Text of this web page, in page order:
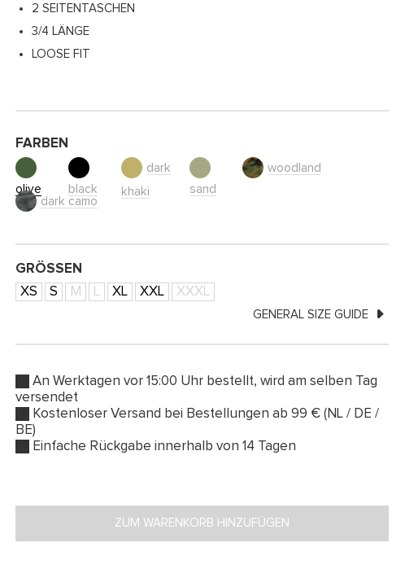
2 SEITENTASCHEN
3/4 LÄNGE
LOOSE FIT
FARBEN
olive black
dark
khaki
sand
woodland
dark camo
GRÖSSEN
XS
S M L XL XXL XXXL
GENERAL SIZE GUIDE
An Werktagen vor 15:00 Uhr bestellt, wird am selben Tag
versendet
Kostenloser Versand bei Bestellungen ab 99 € (NL / DE /
BE)
Einfache Rückgabe innerhalb von 14 Tagen
ZUM WARENKORB HINZUFÜGEN